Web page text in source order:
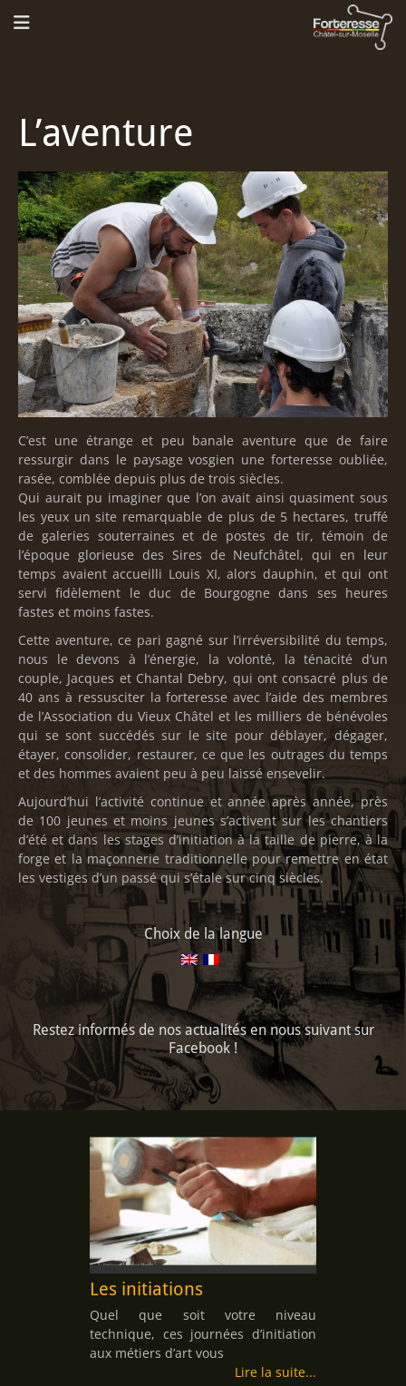
L’aventure
C’est une étrange et peu banale aventure que de faire
ressurgir dans le paysage vosgien une forteresse oubliée,
rasée, comblée depuis plus de trois siècles.
Qui aurait pu imaginer que l’on avait ainsi quasiment sous
les yeux un site remarquable de plus de 5 hectares, truffé
de galeries souterraines et de postes de tir, témoin de
l’époque glorieuse des Sires de Neufchâtel, qui en leur
temps avaient accueilli Louis XI, alors dauphin, et qui ont
servi fidèlement le duc de Bourgogne dans ses heures
fastes et moins fastes.
Cette aventure, ce pari gagné sur l’irréversibilité du temps,
nous le devons à l’énergie, la volonté, la ténacité d’un
couple, Jacques et Chantal Debry, qui ont consacré plus de
40 ans à ressusciter la forteresse avec l’aide des membres
de l’Association du Vieux Châtel et les milliers de bénévoles
qui se sont succédés sur le site pour déblayer, dégager,
étayer, consolider, restaurer, ce que les outrages du temps
et des hommes avaient peu à peu laissé ensevelir.
Aujourd’hui l’activité continue et année après année, près
de 100 jeunes et moins jeunes s’activent sur les chantiers
d’été et dans les stages d’initiation à la taille de pierre, à la
forge et la maçonnerie traditionnelle pour remettre en état
les vestiges d’un passé qui s’étale sur cinq siècles.
Choix de la langue
Restez informés de nos actualités en nous suivant sur
Facebook !
Les initiations
Quel que soit votre niveau
technique, ces journées d’initiation
aux métiers d’art vous
Lire la suite